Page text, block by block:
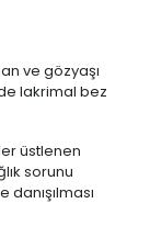
ve gözyaşı
lakrimal bez
üstlenen
sorunu